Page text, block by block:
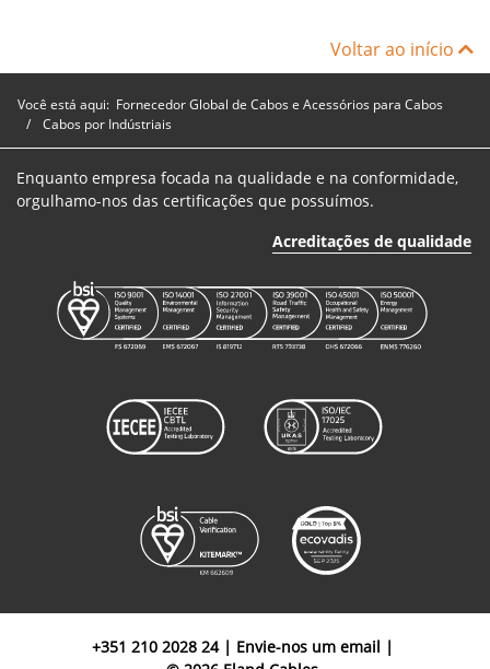
Voltar ao início
Você está aqui: Fornecedor Global de Cabos e Acessórios para Cabos
Cabos por Indústriais
Enquanto empresa focada na qualidade e na conformidade,
orgulhamo-nos das certificações que possuímos.
Acreditações de qualidade
+351 210 2028 24| Envie-nos um email |